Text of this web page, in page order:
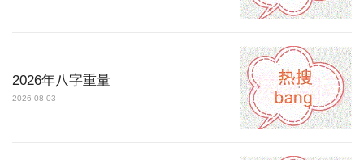
2026年八字重量
2026-08-03